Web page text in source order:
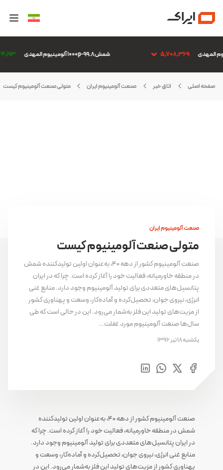
شمش 1000p-99.8 آلومینیوم المهدی 5,708,369
صفحه اصلی اتاق خبر صنعت آلومینیوم ایران متولی صنعت آلومینیوم کیست
صنعت آلومینیوم ایران
متولی صنعت آلومینیوم کیست
صنعت آلومینیوم کشور از دهه ۴۰، به‌عنوان اولین تولیدکننده شمش
در منطقه خاورمیانه، فعالیت خود را آغاز کرده است. چرا که در ایران
پتانسیل‌های متعددی برای تولید آلومینیوم وجود دارد. منابع غنی
انرژی، نیروی جوان، تحصیل‌کرده و آماده‌کار، وسعت و پهناوری کشور
از مزیت‌های تولید این فلز به‌شمار می‌رود. این در حالی است که طی
سال‌ها صنعت آلومینیوم مورد غفلت…
یکشنبه 18 تیر 1396
صنعت آلومینیوم کشور از دهه ۴۰، به‌عنوان اولین تولیدکننده
شمش در منطقه خاورمیانه، فعالیت خود را آغاز کرده است. چرا که
در ایران پتانسیل‌های متعددی برای تولید آلومینیوم وجود دارد.
منابع غنی انرژی، نیروی جوان، تحصیل‌کرده و آماده‌کار، وسعت و
پهناوری کشور از مزیت‌های تولید این فلز به‌شمار می‌رود. این در